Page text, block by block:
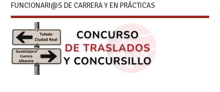
FUNCIONARI@S DE CARRERA Y EN PRÁCTICAS